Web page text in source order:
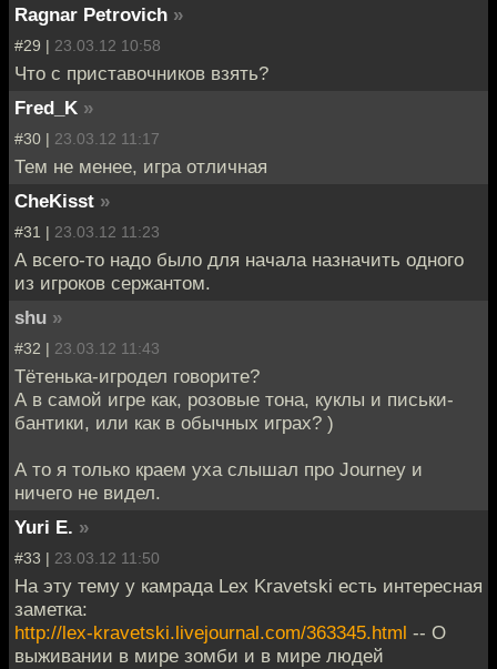
Ragnar Petrovich »
#29 | 23.03.12 10:58
Что с приставочников взять?
Fred_K »
#30 | 23.03.12 11:17
Тем не менее, игра отличная
CheKisst »
#31 | 23.03.12 11:23
А всего-то надо было для начала назначить одного
из игроков сержантом.
shu »
#32 | 23.03.12 11:43
Тётенька-игродел говорите?
А в самой игре как, розовые тона, куклы и письки-
бантики, или как в обычных играх? )
А то я только краем уха слышал про Journey и
ничего не видел.
Yuri E. »
#33 | 23.03.12 11:50
На эту тему у камрада Lex Kravetski есть интересная
заметка:
http://lex-kravetski.livejournal.com/363345.html -- О
выживании в мире зомби и в мире людей